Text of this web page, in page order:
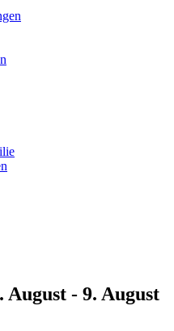
- 9. August